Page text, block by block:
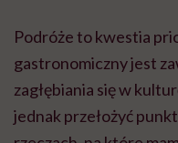
Podróże to kwestia
gastronomiczny jest
zagłębiania się w
jednak przełożyć